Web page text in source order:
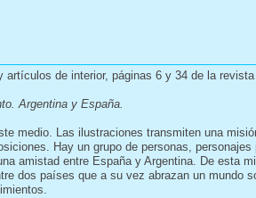
artículos de interior, páginas 6 y 34 de la
Argentina y España.
medio. Las ilustraciones transmiten una
Hay un grupo de personas, personajes
amistad entre España y Argentina. De esta
dos países que a su vez abrazan un mundo